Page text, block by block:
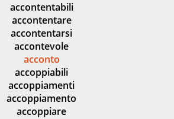
accontentabili
accontentare
accontentarsi
accontevole
acconto
accoppiabili
accoppiamenti
accoppiamento
accoppiare